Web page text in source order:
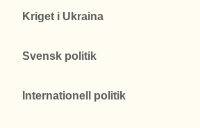
Kriget i Ukraina
Svensk politik
Internationell politik